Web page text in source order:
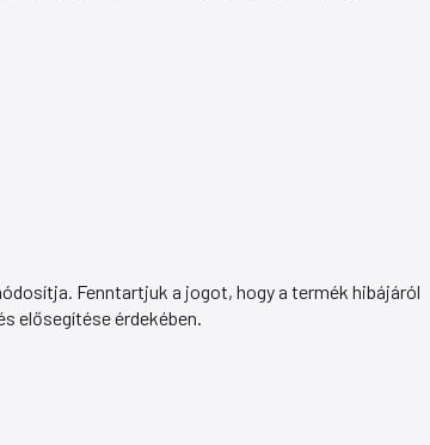
Fenntartjuk a jogot, hogy a termék hibájáról
elősegítése érdekében.